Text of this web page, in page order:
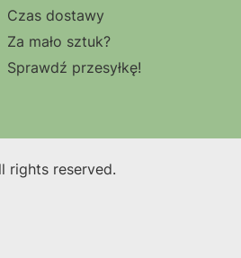
Czas dostawy
Za mało sztuk?
Sprawdź przesyłkę!
rights reserved.